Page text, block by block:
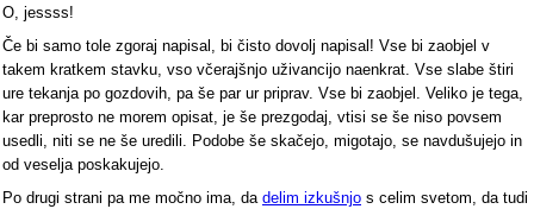
O, jessss!
Če bi samo tole zgoraj napisal, bi čisto dovolj napisal! Vse bi zaobjel v
takem kratkem stavku, vso včerajšnjo uživancijo naenkrat. Vse slabe štiri
ure tekanja po gozdovih, pa še par ur priprav. Vse bi zaobjel. Veliko je tega,
kar preprosto ne morem opisat, je še prezgodaj, vtisi se še niso povsem
usedli, niti se ne še uredili. Podobe še skačejo, migotajo, se navdušujejo in
od veselja poskakujejo.
Po drugi strani pa me močno ima, da delim izkušnjo s celim svetom, da tudi